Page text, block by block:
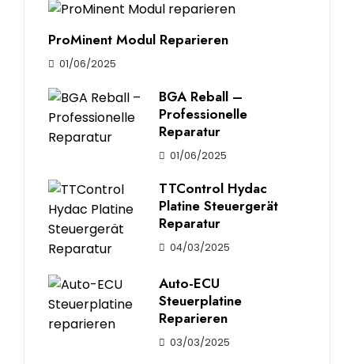
ProMinent Modul Reparieren
01/06/2025
BGA Reball –
Professionelle
Reparatur
01/06/2025
TTControl Hydac
Platine Steuergerät
Reparatur
04/03/2025
Auto-ECU
Steuerplatine
Reparieren
03/03/2025